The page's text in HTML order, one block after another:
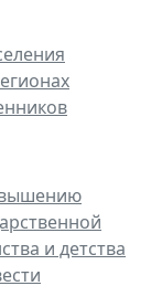
и детства